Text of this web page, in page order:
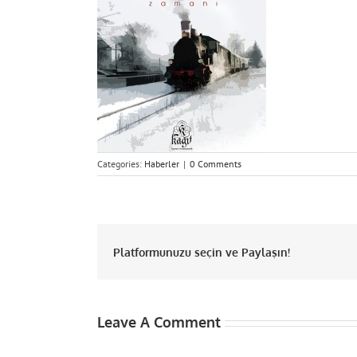
Categories: Haberler | 0 Comments
Platformunuzu seçin ve Paylaşın!
Leave A Comment